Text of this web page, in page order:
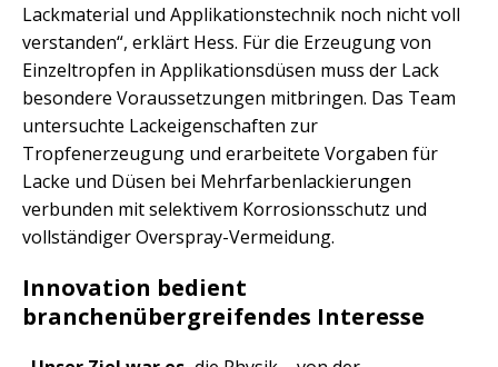
Lackmaterial und Applikationstechnik noch nicht voll
verstanden“, erklärt Hess. Für die Erzeugung von
Einzeltropfen in Applikationsdüsen muss der Lack
besondere Voraussetzungen mitbringen. Das Team
untersuchte Lackeigenschaften zur
Tropfenerzeugung und erarbeitete Vorgaben für
Lacke und Düsen bei Mehrfarbenlackierungen
verbunden mit selektivem Korrosionsschutz und
vollständiger Overspray-Vermeidung.
Innovation bedient
branchenübergreifendes Interesse